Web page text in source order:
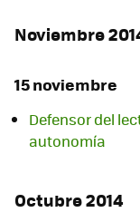
Noviembre
15 noviembre
Defensor del
autonomía
Octubre 2014